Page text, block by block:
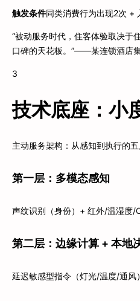
触发条件同类消费行为出现2次 +
“被动服务时代，住客体验取决于
口碑的天花板。”——某连锁酒店
3
技术底座：小
主动服务架构：从感知到执行的
第一层：多模态感知
声纹识别（身份）+ 红外/温湿度
第二层：边缘计算 + 本地
延迟敏感型指令（灯光/温度/通风